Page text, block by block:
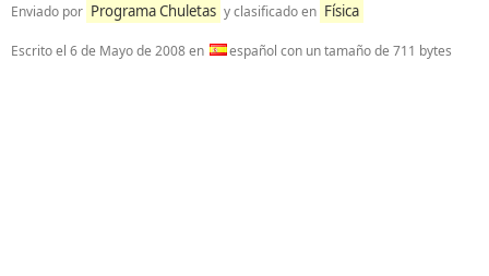
Enviado por Programa Chuletas y clasificado en Física
Escrito el 6 de Mayo de 2008en español con un tamaño de 711 bytes